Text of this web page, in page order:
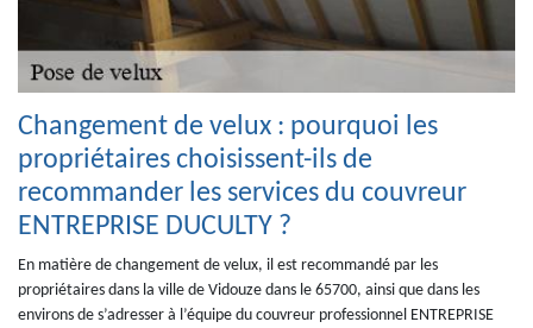
Changement de velux : pourquoi les
propriétaires choisissent-ils de
recommander les services du couvreur
ENTREPRISE DUCULTY ?
En matière de changement de velux, il est recommandé par les
propriétaires dans la ville de Vidouze dans le 65700, ainsi que dans les
environs de s’adresser à l’équipe du couvreur professionnel ENTREPRISE